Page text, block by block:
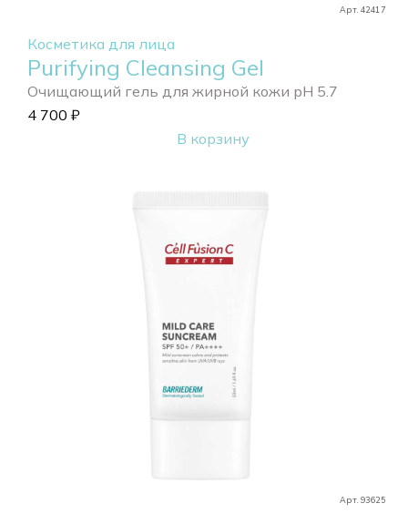
Арт. 42417
Косметика для лица
Purifying Cleansing Gel
Очищающий гель для жирной кожи pH 5.7
4 700 ₽
В корзину
Арт. 93625